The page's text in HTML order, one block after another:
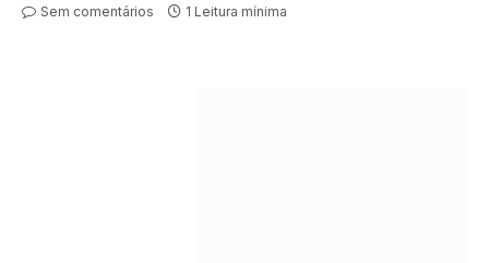
Sem comentários
1 Leitura mínima